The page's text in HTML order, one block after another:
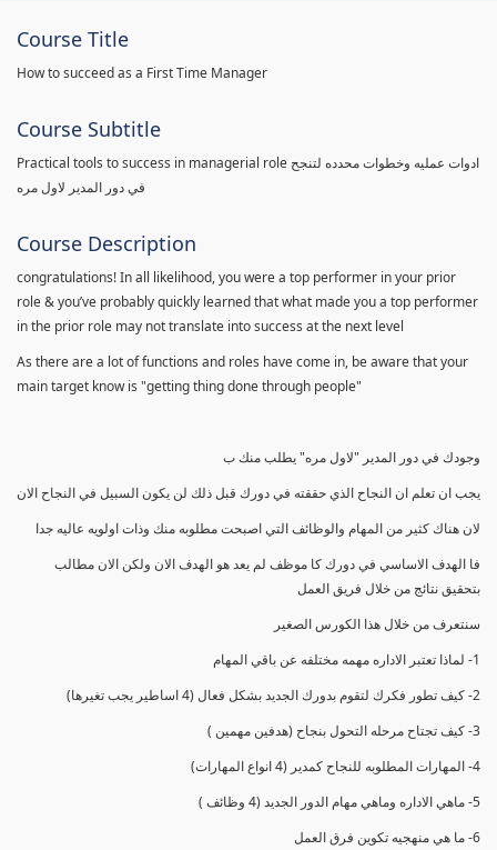
Course Title
How to succeed as a First Time Manager
Course Subtitle
Practical tools to success in managerial role ادوات عمليه وخطوات محدده لتنجح
في دور المدير لاول مره
Course Description
congratulations! In all likelihood, you were a top performer in your prior
role & you’ve probably quickly learned that what made you a top performer
in the prior role may not translate into success at the next level
As there are a lot of functions and roles have come in, be aware that your
main target know is "getting thing done through people"
وجودك في دور المدير "لاول مره" يطلب منك ب
يجب ان تعلم ان النجاح الذي حققته في دورك قبل ذلك لن يكون السبيل في النجاح الان
لان هناك كثير من المهام والوظائف التي اصبحت مطلوبه منك وذات اولويه عاليه جدا
فا الهدف الاساسي في دورك كا موظف لم يعد هو الهدف الان ولكن الان مطالب
بتحقيق نتائج من خلال فريق العمل
سنتعرف من خلال هذا الكورس الصغير
1- لماذا تعتبر الاداره مهمه مختلفه عن باقي المهام
2- كيف تطور فكرك لتقوم بدورك الجديد بشكل فعال (4 اساطير يجب تغيرها)
3- كيف تجتاح مرحله التحول بنجاح (هدفين مهمين )
4- المهارات المطلوبه للنجاح كمدير (4 انواع المهارات)
5- ماهي الاداره وماهي مهام الدور الجديد (4 وظائف )
6- ما هي منهجيه تكوين فرق العمل